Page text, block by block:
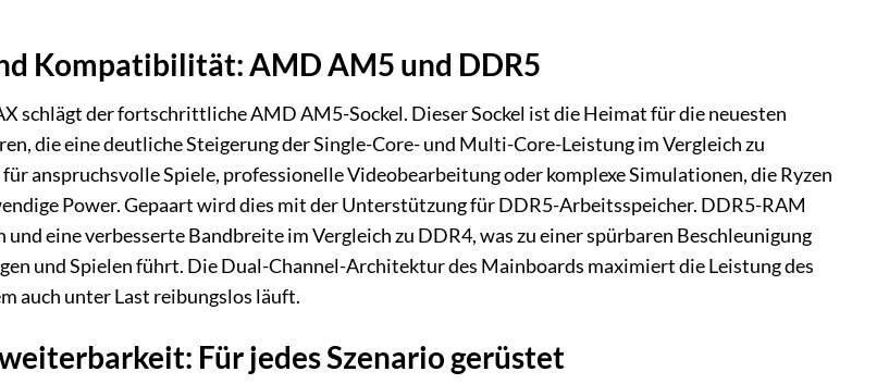
Kompatibilität: AMD AM5 und DDR5
schlägt der fortschrittliche AMD AM5-Sockel. Dieser Sockel ist die Heimat für die neuesten
die eine deutliche Steigerung der Single-Core- und Multi-Core-Leistung im Vergleich zu
anspruchsvolle Spiele, professionelle Videobearbeitung oder komplexe Simulationen, die Ryzen
Power. Gepaart wird dies mit der Unterstützung für DDR5-Arbeitsspeicher. DDR5-RAM
eine verbesserte Bandbreite im Vergleich zu DDR4, was zu einer spürbaren Beschleunigung
und Spielen führt. Die Dual-Channel-Architektur des Mainboards maximiert die Leistung des
auch unter Last reibungslos läuft.
Für jedes Szenario gerüstet